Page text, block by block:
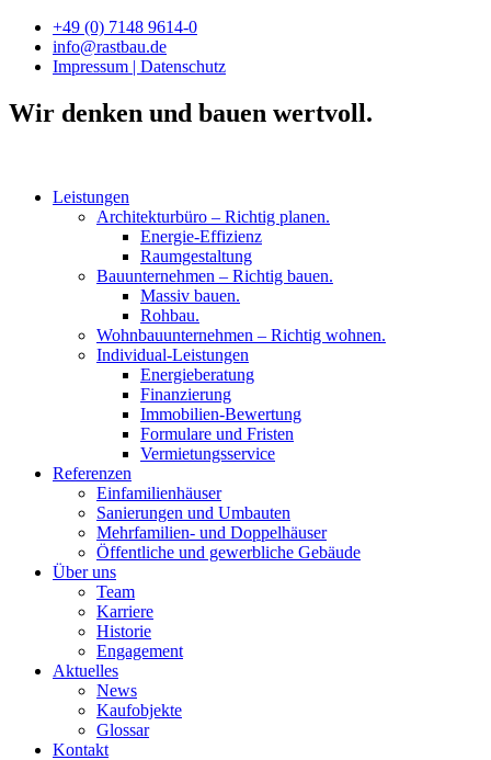
Zum
Inhalt
springen
+49 (0) 7148 9614-0
info@rastbau.de
Impressum | Datenschutz
Wir denken und bauen wertvoll.
Leistungen
Architekturbüro – Richtig planen.
Energie-Effizienz
Raumgestaltung
Bauunternehmen – Richtig bauen.
Massiv bauen.
Rohbau.
Wohnbauunternehmen – Richtig wohnen.
Individual-Leistungen
Energieberatung
Finanzierung
Immobilien-Bewertung
Formulare und Fristen
Vermietungsservice
Referenzen
Einfamilienhäuser
Sanierungen und Umbauten
Mehrfamilien- und Doppelhäuser
Öffentliche und gewerbliche Gebäude
Über uns
Team
Karriere
Historie
Engagement
Aktuelles
News
Kaufobjekte
Glossar
Kontakt